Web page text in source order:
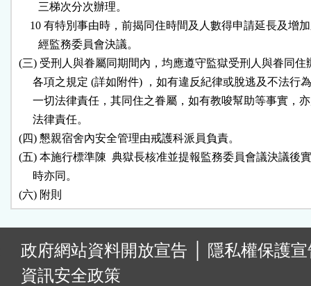
        三梯次分次辦理。
10 有特別事由時，前揭同住時間及人數得申請延長及增
        經監務委員會決議。
(三) 受刑人與眷屬同期間內，均應遵守監獄受刑人與眷同住
各項之規定 (詳如附件) ，如有違反紀律或脫逃及不法行
一切法律責任，其同住之眷屬，如有教唆幫助等事實，
      法律責任。
(四) 懇親宿舍內安全管理由戒護科派員負責。
(五) 本施行標準陳  典獄長核准並提報監務委員會議決議後
      時亦同。
政府網站資料開放宣告
隱私權保護
資訊安全政策